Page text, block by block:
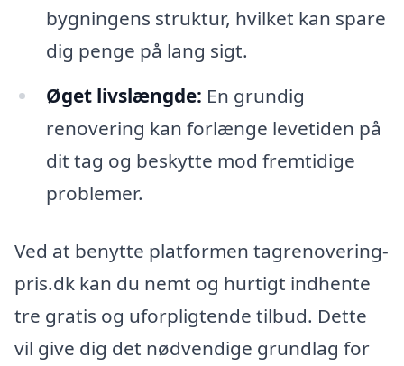
bygningens struktur, hvilket kan spare
dig penge på lang sigt.
Øget livslængde: En grundig
renovering kan forlænge levetiden på
dit tag og beskytte mod fremtidige
problemer.
Ved at benytte platformen tagrenovering-
pris.dk kan du nemt og hurtigt indhente
tre gratis og uforpligtende tilbud. Dette
vil give dig det nødvendige grundlag for